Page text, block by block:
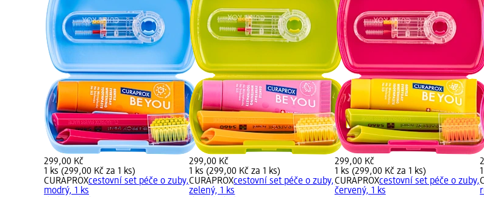
299,00 Kč
1 ks (299,00 Kč za 1 ks)
CURAPROXcestovní set péče o zuby,
modrý, 1 ks
299,00 Kč
1 ks (299,00 Kč za 1 ks)
CURAPROXcestovní set péče o zuby,
zelený, 1 ks
299,00 Kč
1 ks (299,00 Kč za 1 ks)
CURAPROXcestovní set péče o zuby,
červený, 1 ks